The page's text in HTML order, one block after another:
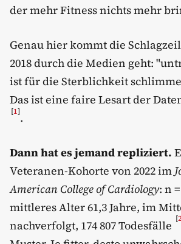
der mehr Fitness nichts mehr
Genau hier kommt die
2018 durch die Medien geht:
ist für die Sterblichkeit
Das ist eine faire Lesart der
[1].
Dann hat es jemand repliziert.
Veteranen-Kohorte von 2022 im
American College of Cardiology: n
mittleres Alter 61,3 Jahre, im
nachverfolgt, 174 807 Todesfälle [